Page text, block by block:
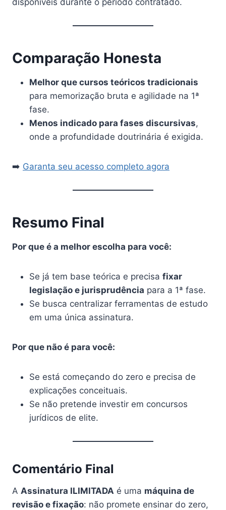
Comparação Honesta
Melhor que cursos teóricos tradicionais
para memorização bruta e agilidade na 1ª
fase.
Menos indicado para fases discursivas,
onde a profundidade doutrinária é exigida.
➡️ Garanta seu acesso completo agora
Resumo Final
Por que é a melhor escolha para você:
Se já tem base teórica e precisa fixar
legislação e jurisprudência para a 1ª fase.
Se busca centralizar ferramentas de estudo
em uma única assinatura.
Por que não é para você:
Se está começando do zero e precisa de
explicações conceituais.
Se não pretende investir em concursos
jurídicos de elite.
Comentário Final
A Assinatura ILIMITADA é uma máquina de
revisão e fixação: não promete ensinar do zero,